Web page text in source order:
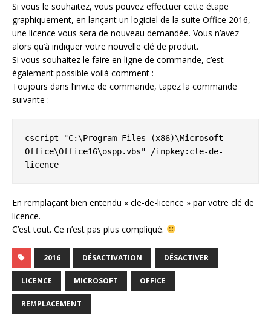
Si vous le souhaitez, vous pouvez effectuer cette étape
graphiquement, en lançant un logiciel de la suite Office 2016,
une licence vous sera de nouveau demandée. Vous n’avez
alors qu’à indiquer votre nouvelle clé de produit.
Si vous souhaitez le faire en ligne de commande, c’est
également possible voilà comment :
Toujours dans l’invite de commande, tapez la commande
suivante :
cscript "C:\Program Files (x86)\Microsoft
Office\Office16\ospp.vbs" /inpkey:cle-de-
licence
En remplaçant bien entendu « cle-de-licence » par votre clé de
licence.
C’est tout. Ce n’est pas plus compliqué.
2016 DÉSACTIVATION DÉSACTIVER
LICENCE MICROSOFT OFFICE
REMPLACEMENT